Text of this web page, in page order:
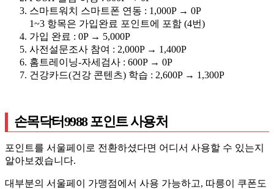
스마트워치 스마트폰 연동 : 1,000P → 0P
1~3 항목은 가입완료 포인트에 포함 (4번)
가입 완료 : 0P → 5,000P
사전설문조사 참여 : 2,000P → 1,400P
홈트레이닝-자세검사 : 600P → 0P
건강카드(건강 콘텐츠) 학습 : 2,600P → 1,300P
손목닥터9988 포인트 사용처
포인트를 서울페이로 전환하셨다면 어디서 사용할 수 있는지
알아보겠습니다.
대부분의 서울페이 가맹점에서 사용 가능하고, 따릉이 쿠폰도